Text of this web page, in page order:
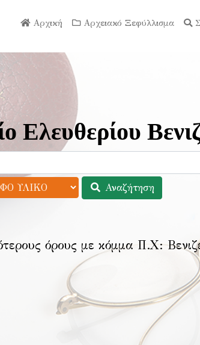
Αρχική Αρχειακό Ξεφύλλισμα
Ελευθερίου
Αναζήτηση
όρους με κόμμα Π.Χ: